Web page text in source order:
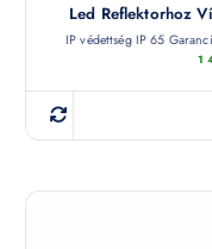
Led Reflektorhoz
IP védettség IP 65
1